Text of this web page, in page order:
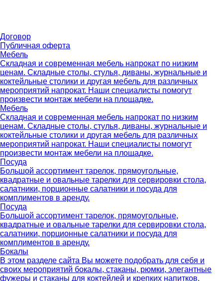
Договор
Публичная оферта
Мебель
Складная и современная мебель напрокат по низким
ценам. Складные столы, стулья, диваны, журнальные и
коктейльные столики и другая мебель для различных
мероприятий напрокат. Наши специалисты помогут
произвести монтаж мебели на площадке.
Мебель
Складная и современная мебель напрокат по низким
ценам. Складные столы, стулья, диваны, журнальные и
коктейльные столики и другая мебель для различных
мероприятий напрокат. Наши специалисты помогут
произвести монтаж мебели на площадке.
Посуда
Большой ассортимент тарелок, прямоугольные,
квадратные и овальные тарелки для сервировки стола,
салатники, порционные салатники и посуда для
комплиментов в аренду.
Посуда
Большой ассортимент тарелок, прямоугольные,
квадратные и овальные тарелки для сервировки стола,
салатники, порционные салатники и посуда для
комплиментов в аренду.
Бокалы
В этом разделе сайта Вы можете подобрать для себя и
своих мероприятий бокалы, стаканы, рюмки, элегантные
фужеры и стаканы для коктейлей и крепких напитков,